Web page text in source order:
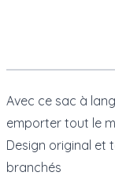
Avec ce sac à
emporter tout le
Design original et
branchés